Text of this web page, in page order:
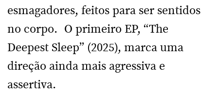
esmagadores, feitos para ser sentidos
no corpo. O primeiro EP, “The
Deepest Sleep” (2025), marca uma
direção ainda mais agressiva e
assertiva.